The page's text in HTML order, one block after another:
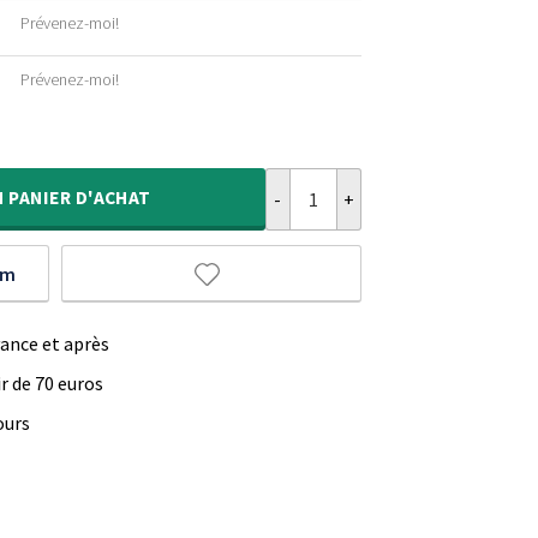
Prévenez-moi!
Prévenez-moi!
PANIER D'ACHAT
et après
70 euros